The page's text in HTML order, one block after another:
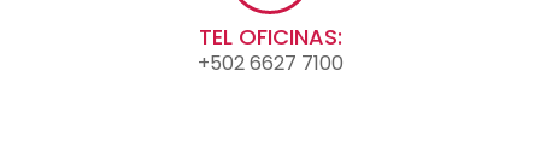
TEL OFICINAS:
+502 6627 7100